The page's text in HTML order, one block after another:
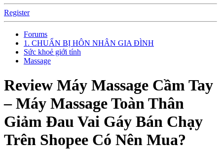
Register
Forums
1. CHUẨN BỊ HÔN NHÂN GIA ĐÌNH
Sức khoẻ giới tính
Massage
Review Máy Massage Cầm Tay
– Máy Massage Toàn Thân
Giảm Đau Vai Gáy Bán Chạy
Trên Shopee Có Nên Mua?